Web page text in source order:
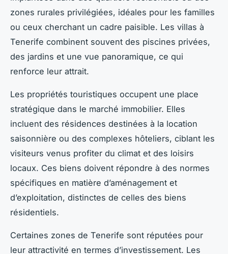
zones rurales privilégiées, idéales pour les familles
ou ceux cherchant un cadre paisible. Les villas à
Tenerife combinent souvent des piscines privées,
des jardins et une vue panoramique, ce qui
renforce leur attrait.
Les propriétés touristiques occupent une place
stratégique dans le marché immobilier. Elles
incluent des résidences destinées à la location
saisonnière ou des complexes hôteliers, ciblant les
visiteurs venus profiter du climat et des loisirs
locaux. Ces biens doivent répondre à des normes
spécifiques en matière d’aménagement et
d’exploitation, distinctes de celles des biens
résidentiels.
Certaines zones de Tenerife sont réputées pour
leur attractivité en termes d’investissement. Les